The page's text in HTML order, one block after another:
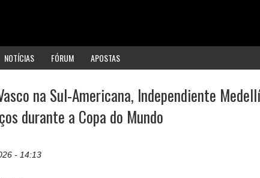
NOTÍCIAS FÓRUM APOSTAS
na Sul-Americana, Independiente
durante a Copa do Mundo
- 14:13